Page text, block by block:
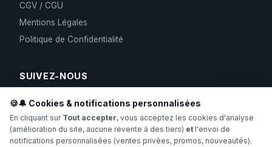
CGV / CGU
Mentions Légales
Politique de Confidentialité
SUIVEZ-NOUS
🍪🔔 Cookies & notifications personnalisées
En cliquant sur Tout accepter, vous acceptez les cookies d'analyse
(amélioration du site, aucune revente à des tiers) et l'envoi de
notifications personnalisées (ventes privées, promos, nouveautés).